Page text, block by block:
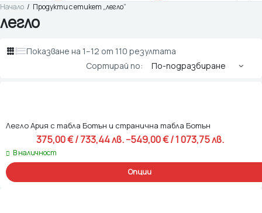
Начало Продукти с етикет „легло“
легло
Показване на 1–12 от 110 резултата
Сортирай по:
Легло Ария с табла Ботън и странична табла Ботън
375,00 € / 733,44 лв. –549,00 € / 1 073,75 лв.
Price range: 375,00 € / 733,44
В наличност
Опции